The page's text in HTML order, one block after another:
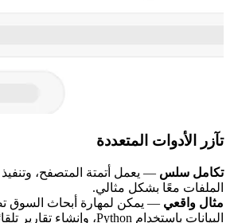
تآزر الأدوات المتعددة
تكامل سلس — يعمل أتمتة المتصفح، وتنفيذ
الملفات معًا بشكل مثالي.
مثال واقعي — يمكن لمهارة أبحاث السوق
البيانات باستخدام Python، وإنشاء تقارير تلقائيًا.